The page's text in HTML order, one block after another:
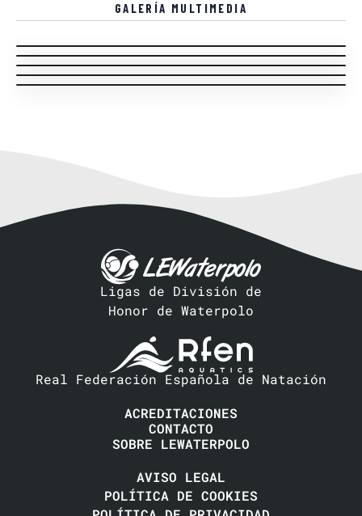
GALERÍA MULTIMEDIA
Liga Regular · J12
Liga Regular · J1
Liga Regular · J3
Ligas de División de
Honor de Waterpolo
Real Federación Española de Natación
ACREDITACIONES
CONTACTO
SOBRE LEWATERPOLO
AVISO LEGAL
POLÍTICA DE COOKIES